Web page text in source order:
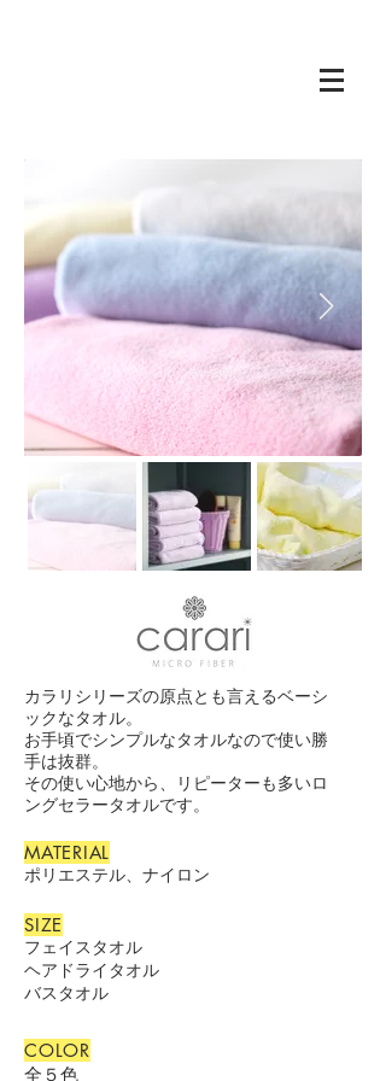
カラリシリーズの原点とも言えるベーシ
ックなタオル。
お手頃でシンプルなタオルなので使い勝
手は抜群。
その使い心地から、リピーターも多いロ
ングセラータオルです。
​ポリエステル、ナイロン
MATERIAL
SIZE
​フェイスタオル
ヘアドライタオル
​バスタオル
COLOR
​全５色